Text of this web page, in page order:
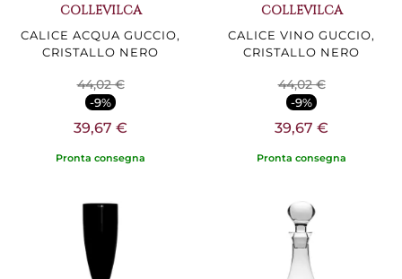
COLLEVILCA
CALICE ACQUA GUCCIO,
CRISTALLO NERO
44,02 €
-9%
39,67 €
Pronta consegna
COLLEVILCA
CALICE VINO GUCCIO,
CRISTALLO NERO
44,02 €
-9%
39,67 €
Pronta consegna